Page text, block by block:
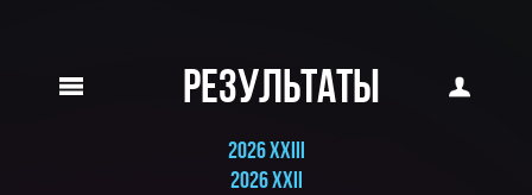
РЕЗУЛЬТАТЫ
2026 XXIII
2026 XXII